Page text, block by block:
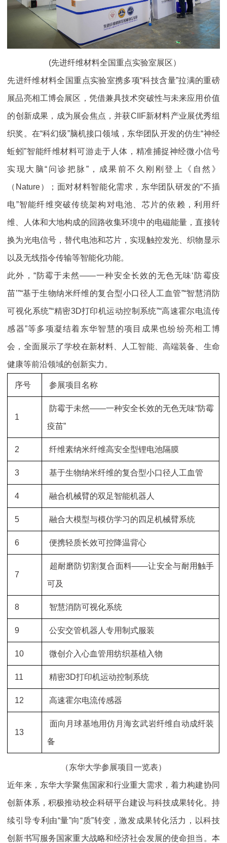
(先进纤维材料全国重点实验室展区）
先进纤维材料全国重点实验室携多项“科技含量”拉满的重磅
展品亮相工博会展区，凭借兼具技术突破性与未来应用价值
的创新成果，成为展会焦点，并获CIIF新材料产业展优秀组
织奖。在“科幻级”脑机接口领域，东华团队开发的仿生“神经
蚯蚓”智能纤维材料可游走于人体，精准捕捉神经微小信号
实现大脑“问诊把脉”，成果前不久刚刚登上《自然》
（Nature）；面对材料智能化需求，东华团队研发的“不插
电”智能纤维突破传统架构对电池、芯片的依赖，利用纤
维、人体和大地构成的回路收集环境中的电磁能量，直接转
换为光电信号，替代电池和芯片，实现触控发光、织物显示
以及无线指令传输等智能化功能。
此外，“防霉于未然——一种安全长效的无色无味‘防霉疫
苗’”“基于生物纳米纤维的复合型小口径人工血管”“智慧消防
可视化系统”“精密3D打印机运动控制系统”“高速霍尔电流传
感器”等多项凝结着东华智慧的项目成果也纷纷亮相工博
会，全面展示了学校在新材料、人工智能、高端装备、生命
健康等前沿领域的创新实力。
序号 参展项目名称
1
防霉于未然——一种安全长效的无色无味“防霉
疫苗”
2 纤维素纳米纤维高安全型锂电池隔膜
3 基于生物纳米纤维的复合型小口径人工血管
4 融合机械臂的双足智能机器人
5 融合大模型与模仿学习的四足机械臂系统
6 便携轻质长效可控降温背心
7
超耐磨防切割复合面料——让安全与耐用触手
可及
8 智慧消防可视化系统
9 公安交管机器人专用制式服装
10 微创介入心血管用纺织基植入物
11 精密3D打印机运动控制系统
12 高速霍尔电流传感器
13
面向月球基地用仿月海玄武岩纤维自动成纤装
备
（东华大学参展项目一览表）
近年来，东华大学聚焦国家和行业重大需求，着力构建协同
创新体系，积极推动校企科研平台建设与科技成果转化。持
续引导专利由“量”向“质”转变，激发成果转化活力，以科技
创新书写服务国家重大战略和经济社会发展的使命担当。本